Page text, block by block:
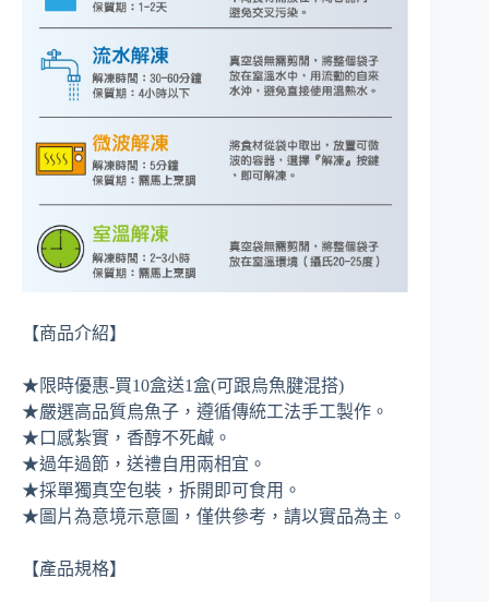
【商品介紹】
★限時優惠-買10盒送1盒(可跟烏魚腱混搭)
★嚴選高品質烏魚子，遵循傳統工法手工製作。
★口感紮實，香醇不死鹹。
★過年過節，送禮自用兩相宜。
★採單獨真空包裝，拆開即可食用。
★圖片為意境示意圖，僅供參考，請以實品為主。
【產品規格】